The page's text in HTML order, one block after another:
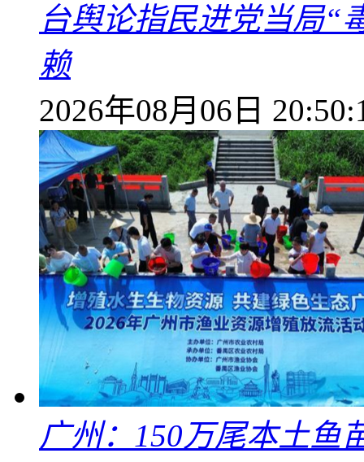
台舆论指民进党当局“
赖
2026年08月06日
广州：150万尾本土鱼